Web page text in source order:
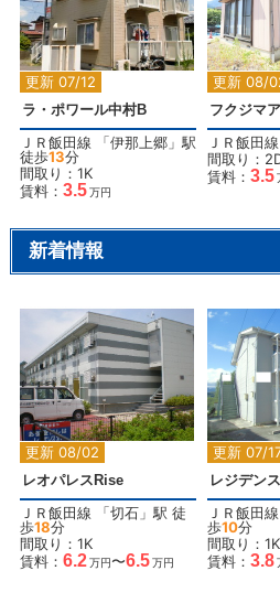
更新 07/12
2
ラ・ポワール中村B
ＪＲ飯田線 「伊那上郷 」駅
徒歩13分
間取り：1K
賃料： 3.5万円
更新 08/
フクジマ
ＪＲ飯田線
間取り：
賃料： 3.5
新着情報
更新 08/02
2
レオパレスRise
ＪＲ飯田線 「切石 」駅 徒
歩18分
間取り：1K
賃料： 6.2万円〜6.5万円
更新 07/
レジデン
ＪＲ飯田線
歩10分
間取り：1K
賃料： 3.8